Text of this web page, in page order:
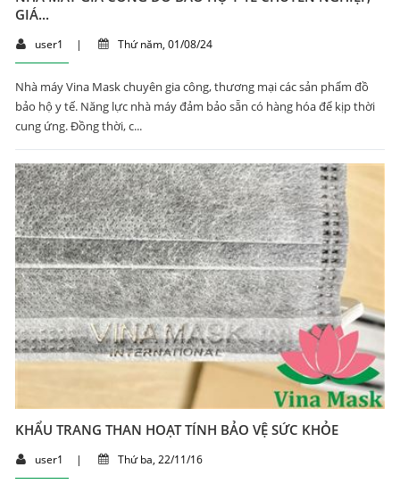
GIÁ...
user1 | Thứ năm, 01/08/24
Nhà máy Vina Mask chuyên gia công, thương mại các sản phẩm đồ
bảo hộ y tế. Năng lực nhà máy đảm bảo sẵn có hàng hóa để kịp thời
cung ứng. Đồng thời, c...
KHẨU TRANG THAN HOẠT TÍNH BẢO VỆ SỨC KHỎE
user1 | Thứ ba, 22/11/16